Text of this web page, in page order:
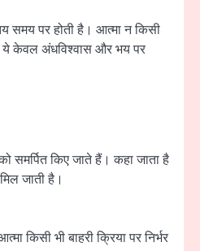
समय पर होती है। आत्मा न किसी
ये केवल अंधविश्वास और भय पर
समर्पित किए जाते हैं। कहा जाता है
जाती है।
किसी भी बाहरी क्रिया पर निर्भर